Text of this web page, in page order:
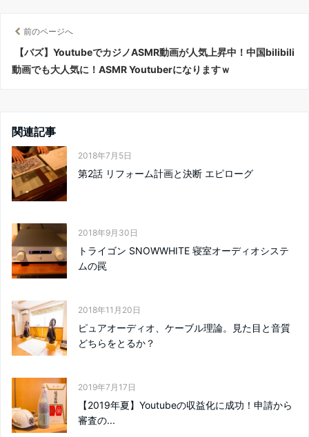
前のページへ
【バズ】YoutubeでカジノASMR動画が人気上昇中！中国bilibili
動画でも大人気に！ASMR Youtuberになりますｗ
関連記事
2018年7月5日
第2話 リフォーム計画と決断 エピローグ
2018年9月30日
トライゴン SNOWWHITE 寝室オーディオシステ
ムの罠
2018年11月20日
ピュアオーディオ、ケーブル理論。見た目と音質
どちらをとるか？
2019年7月17日
【2019年夏】Youtubeの収益化に成功！申請から
審査の...